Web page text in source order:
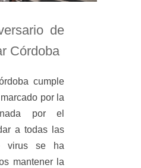
de
Córdoba
cumple
por la
por el
a todas las
virus se ha
mantener la